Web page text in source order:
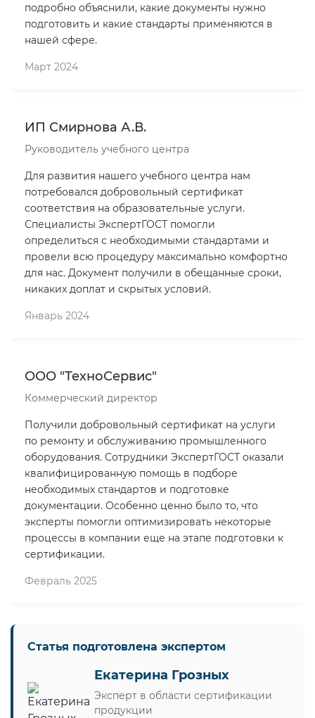
подробно объяснили, какие документы нужно
подготовить и какие стандарты применяются в
нашей сфере.
Март 2024
ИП Смирнова А.В.
Руководитель учебного центра
Для развития нашего учебного центра нам
потребовался добровольный сертификат
соответствия на образовательные услуги.
Специалисты ЭкспертГОСТ помогли
определиться с необходимыми стандартами и
провели всю процедуру максимально комфортно
для нас. Документ получили в обещанные сроки,
никаких доплат и скрытых условий.
Январь 2024
ООО "ТехноСервис"
Коммерческий директор
Получили добровольный сертификат на услуги
по ремонту и обслуживанию промышленного
оборудования. Сотрудники ЭкспертГОСТ оказали
квалифицированную помощь в подборе
необходимых стандартов и подготовке
документации. Особенно ценно было то, что
эксперты помогли оптимизировать некоторые
процессы в компании еще на этапе подготовки к
сертификации.
Февраль 2025
Статья подготовлена экспертом
Екатерина Грозных
Эксперт в области сертификации
продукции